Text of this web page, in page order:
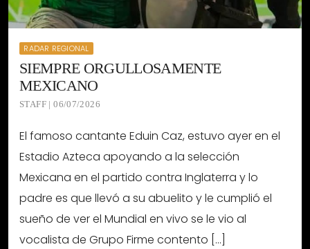
RADAR REGIONAL
SIEMPRE ORGULLOSAMENTE
MEXICANO
STAFF | 06/07/2026
El famoso cantante Eduin Caz, estuvo ayer en el
Estadio Azteca apoyando a la selección
Mexicana en el partido contra Inglaterra y lo
padre es que llevó a su abuelito y le cumplió el
sueño de ver el Mundial en vivo se le vio al
vocalista de Grupo Firme contento […]